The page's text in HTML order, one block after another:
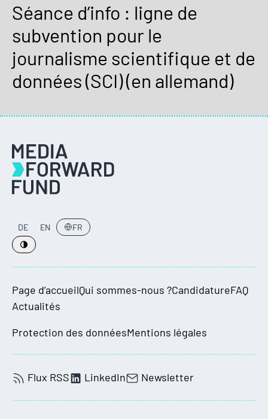
Séance d’info : ligne de
subvention pour le
journalisme scientifique et de
données (SCI) (en allemand)
Page d’accueilQui sommes-nous ?CandidatureFAQ
Actualités
DE EN FR
Protection des donnéesMentions légales
Flux RSS LinkedIn Newsletter